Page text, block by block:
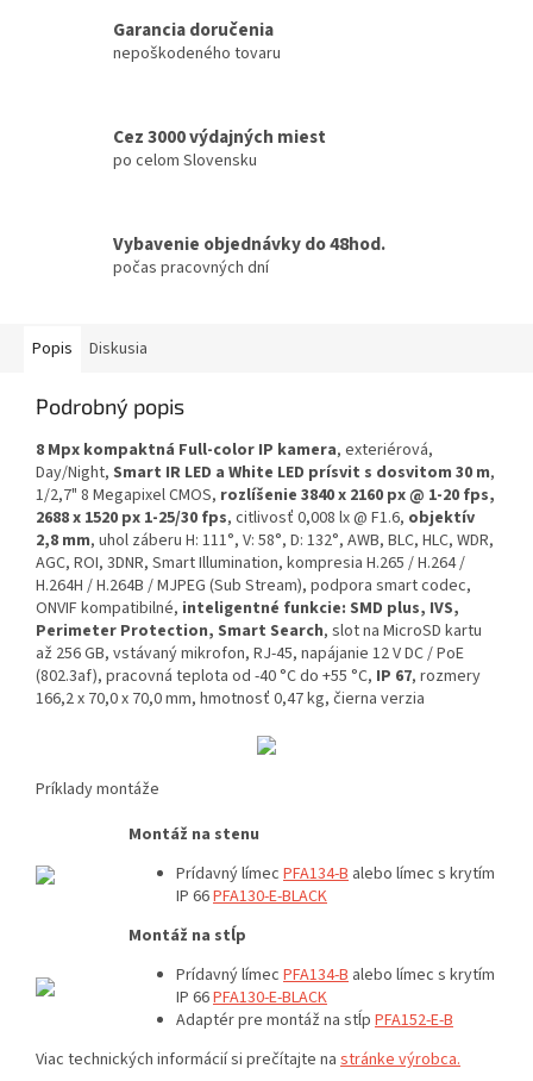
Garancia doručenia
nepoškodeného tovaru
Cez 3000 výdajných miest
po celom Slovensku
Vybavenie objednávky do 48hod.
počas pracovných dní
Popis Diskusia
Podrobný popis
8 Mpx kompaktná Full-color IP kamera, exteriérová,
Day/Night, Smart IR LED a White LED prísvit s dosvitom 30 m,
1/2,7" 8 Megapixel CMOS, rozlíšenie 3840 x 2160 px @ 1-20 fps,
2688 x 1520 px 1-25/30 fps, citlivosť 0,008 lx @ F1.6, objektív
2,8 mm, uhol záberu H: 111°, V: 58°, D: 132°, AWB, BLC, HLC, WDR,
AGC, ROI, 3DNR, Smart Illumination, kompresia H.265 / H.264 /
H.264H / H.264B / MJPEG (Sub Stream), podpora smart codec,
ONVIF kompatibilné, inteligentné funkcie: SMD plus, IVS,
Perimeter Protection, Smart Search, slot na MicroSD kartu
až 256 GB, vstávaný mikrofon, RJ-45, napájanie 12 V DC / PoE
(802.3af), pracovná teplota od -40 °C do +55 °C, IP 67, rozmery
166,2 x 70,0 x 70,0 mm, hmotnosť 0,47 kg, čierna verzia
Príklady montáže
Montáž na stenu
Prídavný límec PFA134-B alebo límec s krytím
IP 66PFA130-E-BLACK
Montáž na stĺp
Prídavný límec PFA134-B alebo límec s krytím
IP 66PFA130-E-BLACK
Adaptér pre montáž na stĺp PFA152-E-B
Viac technických informácií si prečítajte na stránke výrobca.